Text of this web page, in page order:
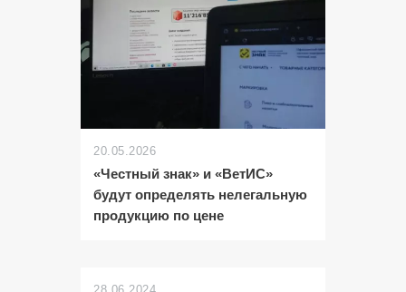
20.05.2026
«Честный знак» и «ВетИС»
будут определять нелегальную
продукцию по цене